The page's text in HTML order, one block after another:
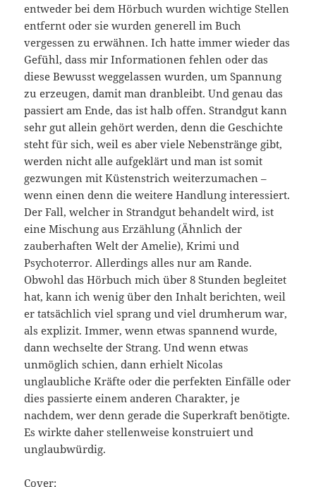
entweder bei dem Hörbuch wurden wichtige Stellen
entfernt oder sie wurden generell im Buch
vergessen zu erwähnen. Ich hatte immer wieder das
Gefühl, dass mir Informationen fehlen oder das
diese Bewusst weggelassen wurden, um Spannung
zu erzeugen, damit man dranbleibt. Und genau das
passiert am Ende, das ist halb offen. Strandgut kann
sehr gut allein gehört werden, denn die Geschichte
steht für sich, weil es aber viele Nebenstränge gibt,
werden nicht alle aufgeklärt und man ist somit
gezwungen mit Küstenstrich weiterzumachen –
wenn einen denn die weitere Handlung interessiert.
Der Fall, welcher in Strandgut behandelt wird, ist
eine Mischung aus Erzählung (Ähnlich der
zauberhaften Welt der Amelie), Krimi und
Psychoterror. Allerdings alles nur am Rande.
Obwohl das Hörbuch mich über 8 Stunden begleitet
hat, kann ich wenig über den Inhalt berichten, weil
er tatsächlich viel sprang und viel drumherum war,
als explizit. Immer, wenn etwas spannend wurde,
dann wechselte der Strang. Und wenn etwas
unmöglich schien, dann erhielt Nicolas
unglaubliche Kräfte oder die perfekten Einfälle oder
dies passierte einem anderen Charakter, je
nachdem, wer denn gerade die Superkraft benötigte.
Es wirkte daher stellenweise konstruiert und
unglaubwürdig.
Cover: